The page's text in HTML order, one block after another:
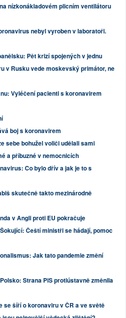
nízkonákladovém plicním ventilátoru
nebyl vyroben v laboratoři.
Pět krizí spojených v jednu
v Rusku vede moskevský primátor, ne
Vyléčení pacienti s koronavirem
boj s koronavirem
sebe bohužel voliči udělali sami
a příbuzné v nemocnicích
Co bylo dřív a jak je to s
skutečně takto mezinárodně
v Angli proti EU pokračuje
Šokující: Čeští ministři se hádají, pomoc
Jak tato pandemie změní
Polsko: Strana PiS protiústavně změnila
se šíří o koronaviru v ČR a ve světě